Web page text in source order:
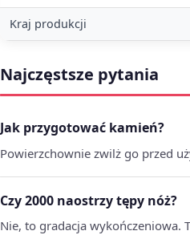
Kraj produkcji
Najczęstsze pytania
Jak przygotować kamień?
Powierzchownie zwilż go przed
Czy 2000 naostrzy tępy nóż?
Nie, to gradacja wykończeniowa.